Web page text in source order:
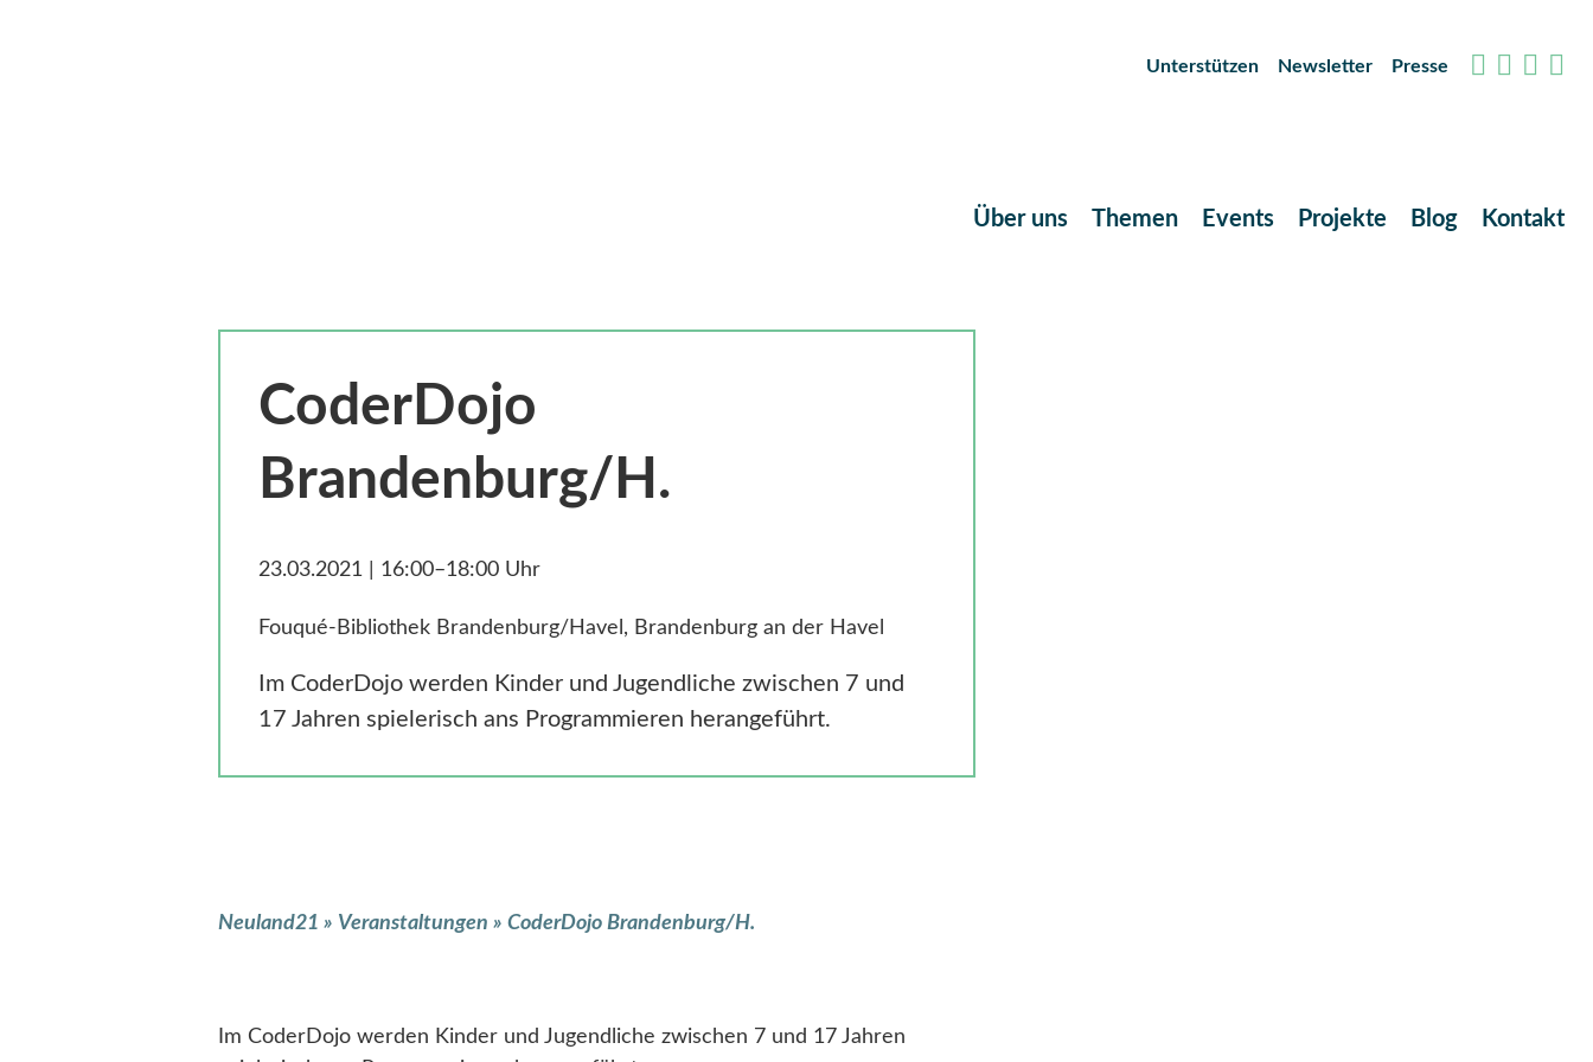
Unterstützen Newsletter Presse
Über uns Themen Events Projekte Blog Kontakt
CoderDojo
Brandenburg/H.
23.03.2021 | 16:00–18:00 Uhr
Fouqué-Bibliothek Brandenburg/Havel, Brandenburg an der Havel
Im CoderDojo werden Kinder und Jugendliche zwischen 7 und
17 Jahren spielerisch ans Programmieren herangeführt.
Neuland21 » Veranstaltungen » CoderDojo Brandenburg/H.
Im CoderDojo werden Kinder und Jugendliche zwischen 7 und 17 Jahren